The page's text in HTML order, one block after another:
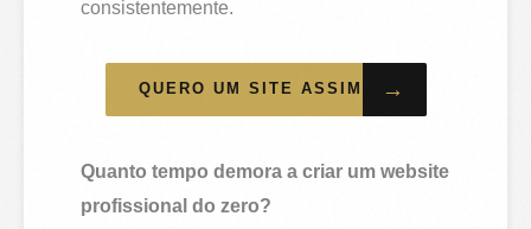
consistentemente.
QUERO UM SITE ASSIM →
Quanto tempo demora a criar um website
profissional do zero?